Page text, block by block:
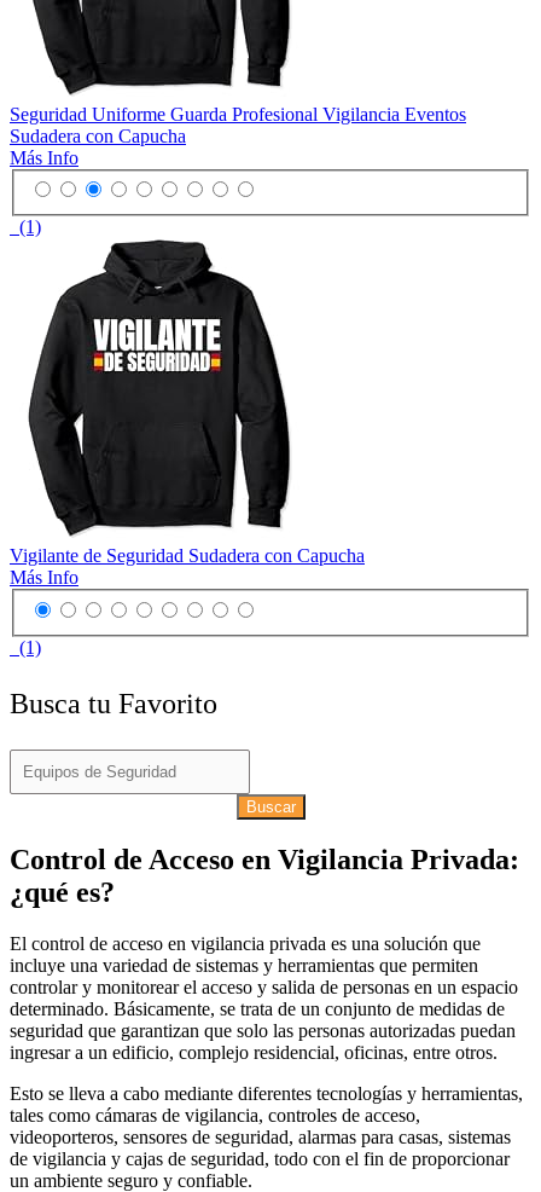
Seguridad Uniforme Guarda Profesional Vigilancia Eventos
Sudadera con Capucha
Más Info
(1)
Vigilante de Seguridad Sudadera con Capucha
Más Info
(1)
Busca tu Favorito
Buscar
Control de Acceso en Vigilancia Privada:
¿qué es?
El control de acceso en vigilancia privada es una solución que
incluye una variedad de sistemas y herramientas que permiten
controlar y monitorear el acceso y salida de personas en un espacio
determinado. Básicamente, se trata de un conjunto de medidas de
seguridad que garantizan que solo las personas autorizadas puedan
ingresar a un edificio, complejo residencial, oficinas, entre otros.
Esto se lleva a cabo mediante diferentes tecnologías y herramientas,
tales como cámaras de vigilancia, controles de acceso,
videoporteros, sensores de seguridad, alarmas para casas, sistemas
de vigilancia y cajas de seguridad, todo con el fin de proporcionar
un ambiente seguro y confiable.